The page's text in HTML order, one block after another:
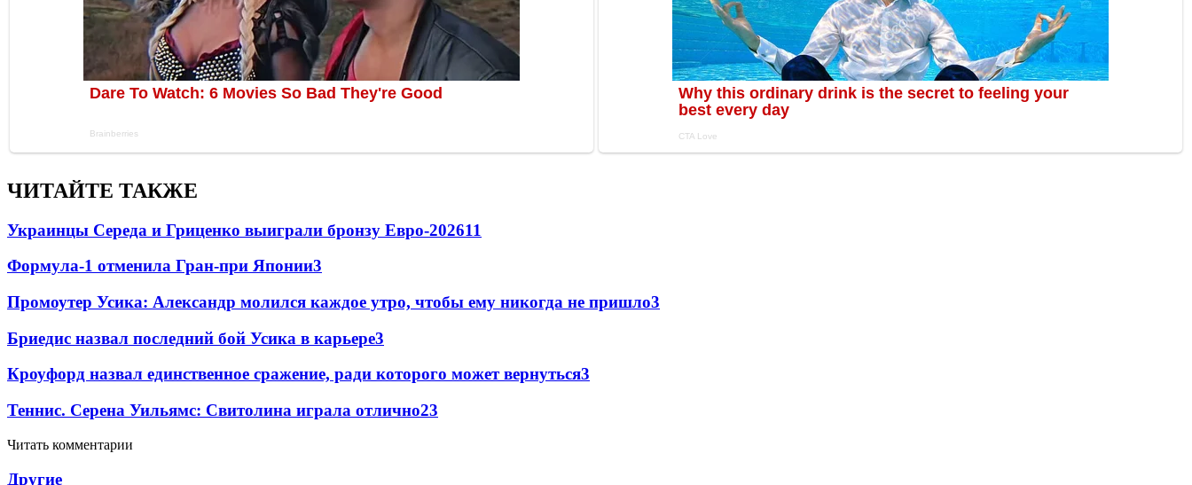
ЧИТАЙТЕ ТАКЖЕ
Украинцы Середа и Гриценко выиграли бронзу Евро-202611
Формула-1 отменила Гран-при Японии3
Промоутер Усика: Александр молился каждое утро, чтобы ему никогда не пришло3
Бриедис назвал последний бой Усика в карьере3
Кроуфорд назвал единственное сражение, ради которого может вернуться3
Теннис. Серена Уильямс: Свитолина играла отлично23
Читать комментарии
Другие